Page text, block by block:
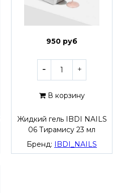
950 руб
В корзину
Жидкий гель IBDI NAILS
06 Тирамису 23 мл
Бренд: IBDI_NAILS